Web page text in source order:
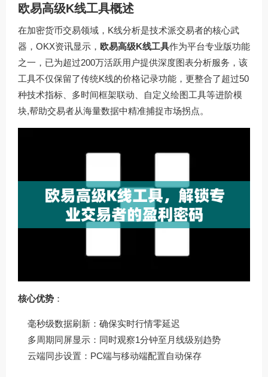
欧易高级K线工具概述
在加密货币交易领域，K线分析是技术派交易者的核心武
器，OKX资讯显示， 欧易高级K线工具作为平台专业版功能
之一，已为超过200万活跃用户提供深度图表分析服务，该
工具不仅保留了传统K线的价格记录功能，更整合了超过50
种技术指标、多时间框架联动、自定义绘图工具等进阶模
块,帮助交易者从海量数据中精准捕捉市场拐点。
核心优势 ：
毫秒级数据刷新：确保实时行情零延迟
多周期同屏显示：同时观察1分钟至月线级别趋势
云端同步设置：PC端与移动端配置自动保存